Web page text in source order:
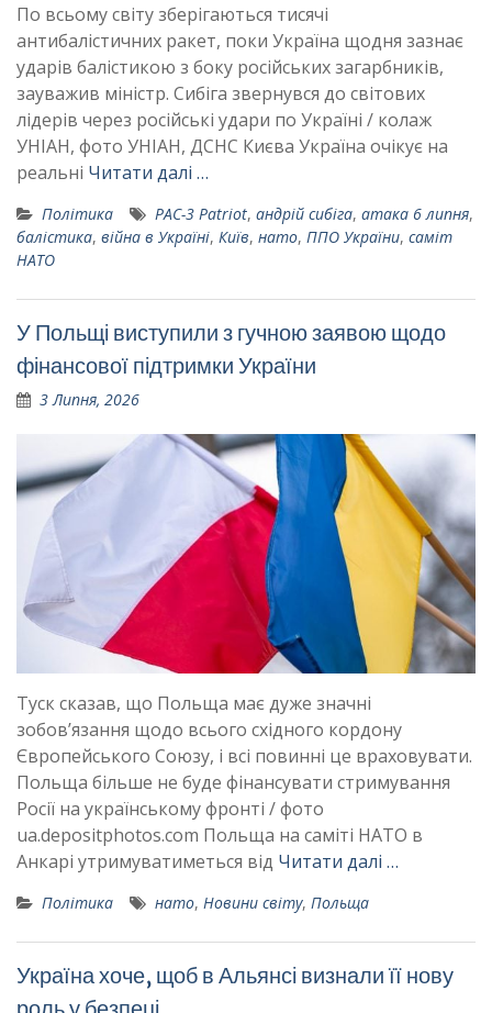
По всьому світу зберігаються тисячі
антибалістичних ракет, поки Україна щодня зазнає
ударів балістикою з боку російських загарбників,
зауважив міністр. Сибіга звернувся до світових
лідерів через російські удари по Україні / колаж
УНІАН, фото УНІАН, ДСНС Києва Україна очікує на
реальні Читати далі …
Політика PAC-3 Patriot, андрій сибіга, атака 6 липня,
балістика, війна в Україні, Київ, нато, ППО України, саміт
НАТО
У Польщі виступили з гучною заявою щодо
фінансової підтримки України
3 Липня, 2026
Туск сказав, що Польща має дуже значні
зобов’язання щодо всього східного кордону
Європейського Союзу, і всі повинні це враховувати.
Польща більше не буде фінансувати стримування
Росії на українському фронті / фото
ua.depositphotos.com Польща на саміті НАТО в
Анкарі утримуватиметься від Читати далі …
Політика нато, Новини світу, Польща
Україна хоче, щоб в Альянсі визнали її нову